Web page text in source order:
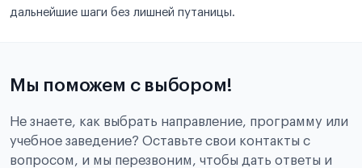
дальнейшие шаги без лишней путаницы.
Мы поможем с выбором!
Не знаете, как выбрать направление, программу или
учебное заведение? Оставьте свои контакты с
вопросом, и мы перезвоним, чтобы дать ответы и